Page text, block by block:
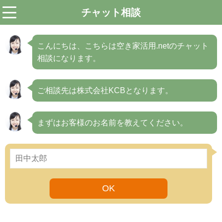
チャット相談
こんにちは、こちらは空き家活用.netのチャット
相談になります。
ご相談先は株式会社KCBとなります。
まずはお客様のお名前を教えてください。
OK